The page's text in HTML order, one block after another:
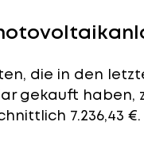
die in den
gekauft
7.236,43 €.